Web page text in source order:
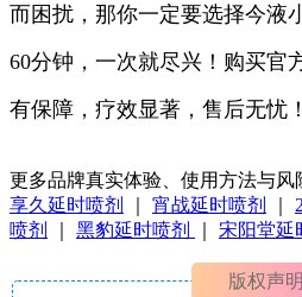
而困扰，那你一定要选择今液
60分钟，一次就尽兴！购买官
有保障，疗效显著，售后无忧！
更多品牌真实体验、使用方法与风
享久延时喷剂
宵战延时喷剂
喷剂
黑豹延时喷剂 宋阳堂延
版权声明